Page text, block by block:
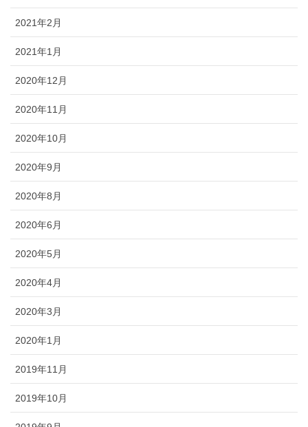
2021年2月
2021年1月
2020年12月
2020年11月
2020年10月
2020年9月
2020年8月
2020年6月
2020年5月
2020年4月
2020年3月
2020年1月
2019年11月
2019年10月